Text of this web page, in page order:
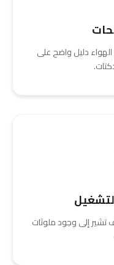
دليل واضح على
تشير إلى وجود ملوثات